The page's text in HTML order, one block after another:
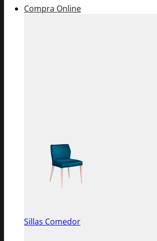
Compra Online
Sillas Comedor